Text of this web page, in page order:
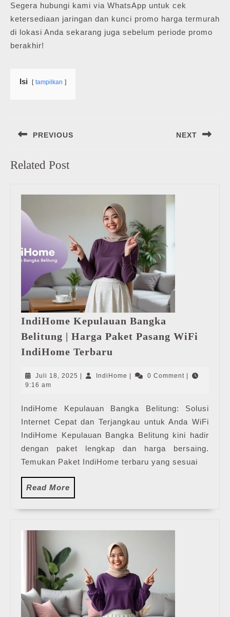
Segera hubungi kami via WhatsApp untuk cek
ketersediaan jaringan dan kunci promo harga termurah
di lokasi Anda sekarang juga sebelum periode promo
berakhir!
Isi tampilkan
pos
PREVIOUS
post:
NEXT
Related Post
IndiHome Kepulauan Bangka
Belitung | Harga Paket Pasang WiFi
IndiHome Terbaru
Bangka
Harga
Paket
Pasang
WiFi
IndiHome
Juli 18, 2025 Juli
| IndiHome IndiHome
| 0 Comment |
9:16 am
IndiHome Kepulauan Bangka Belitung: Solusi
Internet Cepat dan Terjangkau untuk Anda WiFi
IndiHome Kepulauan Bangka Belitung kini hadir
dengan paket lengkap dan harga bersaing.
Temukan Paket IndiHome terbaru yang sesuai
Read More
More